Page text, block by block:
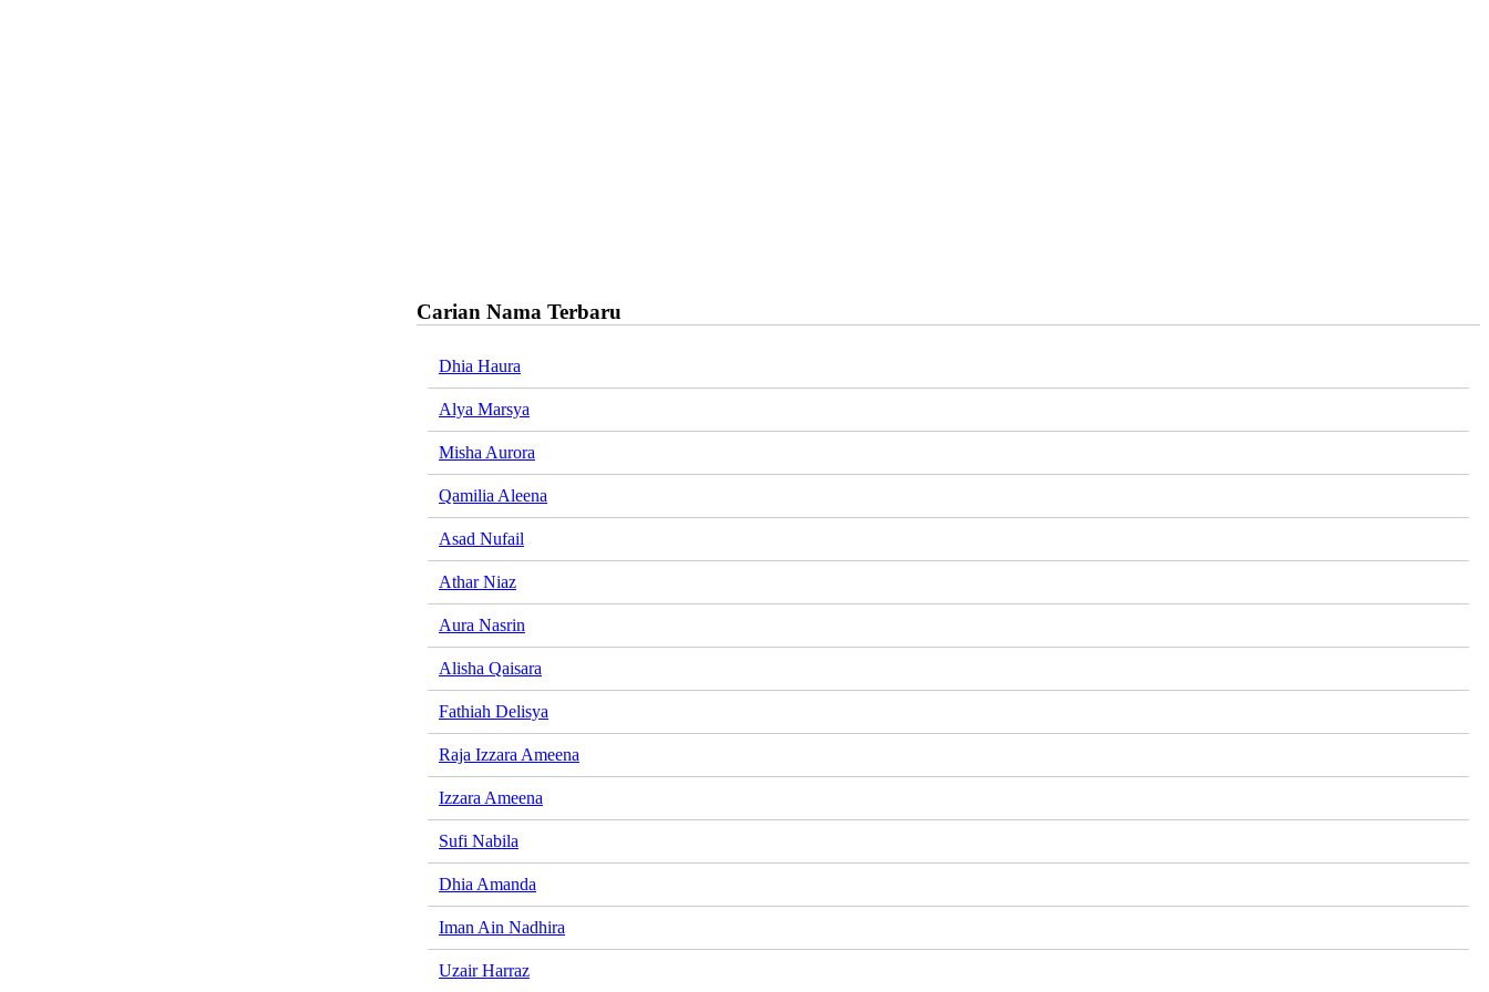
Carian Nama Terbaru
Dhia Haura
Alya Marsya
Misha Aurora
Qamilia Aleena
Asad Nufail
Athar Niaz
Aura Nasrin
Alisha Qaisara
Fathiah Delisya
Raja Izzara Ameena
Izzara Ameena
Sufi Nabila
Dhia Amanda
Iman Ain Nadhira
Uzair Harraz